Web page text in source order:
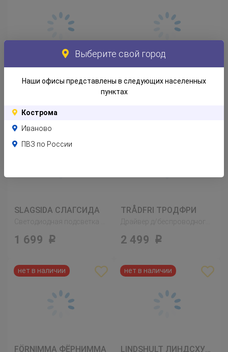
STRÖMLINJE СТРОМЛИНЬЕ
Светодиодная подсветка столешницы, белый
SLAGSIDA СЛАГСИДА
SLAGSIDA СЛАГСИДА
1 699 Р
TRÅDFRI ТРОДФРИ
2 499 Р
FÖRNIMMA ФЁРНИММА LINDSHULT ЛИНДСХУЛЬТ
Выберите свой город
Наши офисы представлены в следующих населенных
пунктах
Кострома
Иваново
ПВЗ по России